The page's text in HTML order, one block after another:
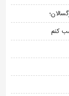
کنم